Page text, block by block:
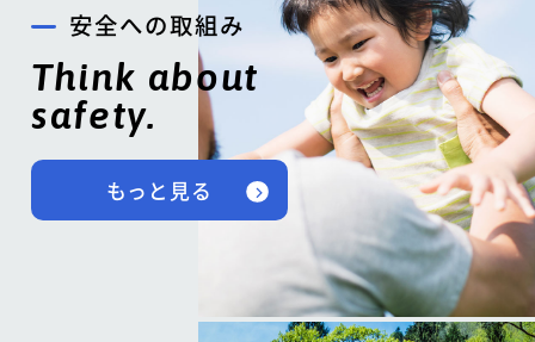
安全への取組み
Think about
safety.
もっと見る